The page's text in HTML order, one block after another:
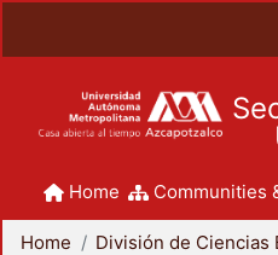
Home Communities
Home